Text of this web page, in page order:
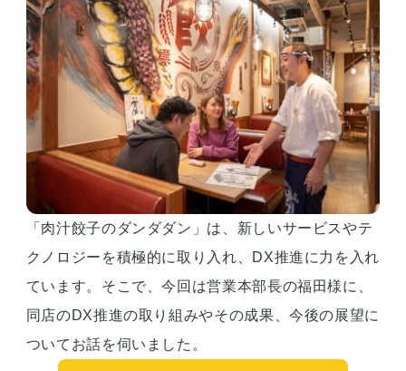
「肉汁餃子のダンダダン」は、新しいサービスやテ
クノロジーを積極的に取り入れ、DX推進に力を入れ
ています。そこで、今回は営業本部長の福田様に、
同店のDX推進の取り組みやその成果、今後の展望に
ついてお話を伺いました。